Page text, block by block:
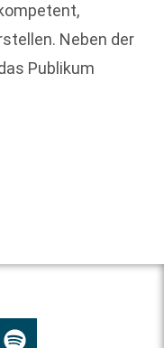
Neben der
Publikum